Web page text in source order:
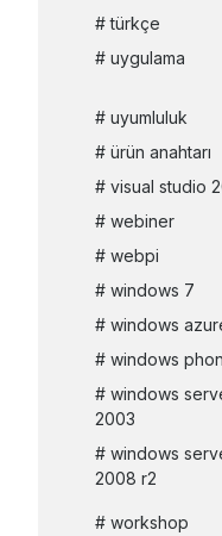
türkçe
uygulama
uyumluluk
ürün anahtarı
visual studio
webiner
webpi
windows 7
windows
windows
windows
2003
windows
2008 r2
workshop